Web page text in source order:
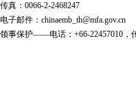
传真：0066-2-2468247
电子邮件：chinaemb_th@mfa.gov.cn
领事保护——电话：+66-22457010，